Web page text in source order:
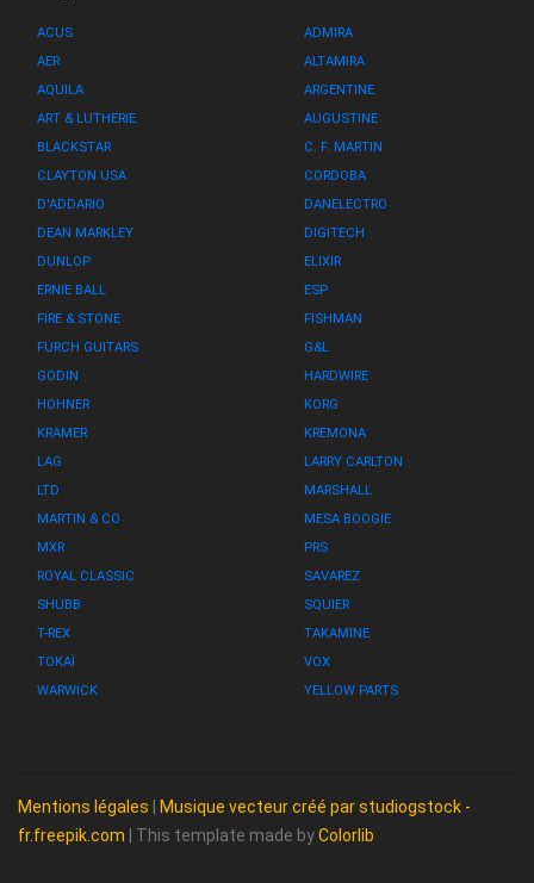
ACUS
ADMIRA
AER
ALTAMIRA
AQUILA
ARGENTINE
ART & LUTHERIE
AUGUSTINE
BLACKSTAR
C. F. MARTIN
CLAYTON USA
CORDOBA
D'ADDARIO
DANELECTRO
DEAN MARKLEY
DIGITECH
DUNLOP
ELIXIR
ERNIE BALL
ESP
FIRE & STONE
FISHMAN
FURCH GUITARS
G&L
GODIN
HARDWIRE
HOHNER
KORG
KRAMER
KREMONA
LAG
LARRY CARLTON
LTD
MARSHALL
MARTIN & CO
MESA BOOGIE
MXR
PRS
ROYAL CLASSIC
SAVAREZ
SHUBB
SQUIER
T-REX
TAKAMINE
TOKAÏ
VOX
WARWICK
YELLOW PARTS
Mentions légales
Musique vecteur créé par studiogstock -
fr.freepik.com
| This template made byColorlib